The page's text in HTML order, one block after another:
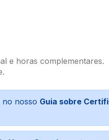
e horas complementares.
no nosso Guia sobre